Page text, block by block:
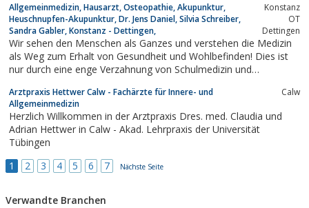
Allgemeinmedizin, Hausarzt, Osteopathie, Akupunktur,
Heuschnupfen-Akupunktur, Dr. Jens Daniel, Silvia Schreiber,
Sandra Gabler, Konstanz - Dettingen,
Konstanz
OT
Dettingen
Wir sehen den Menschen als Ganzes und verstehen die Medizin
als Weg zum Erhalt von Gesundheit und Wohlbefinden! Dies ist
nur durch eine enge Verzahnung von Schulmedizin und
Arztpraxis Hettwer Calw - Fachärzte für Innere- und
Allgemeinmedizin
Calw
Herzlich Willkommen in der Arztpraxis Dres. med. Claudia und
Adrian Hettwer in Calw - Akad. Lehrpraxis der Universität
Tübingen
1
2 3 4 5 6 7 Nächste Seite
Verwandte Branchen